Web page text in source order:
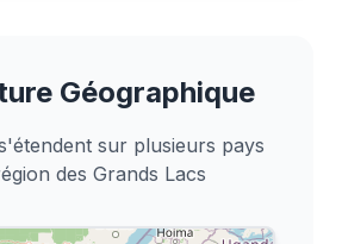
Géographique
sur plusieurs pays
des Grands Lacs